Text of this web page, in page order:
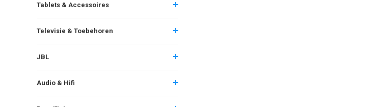
Tablets & Accessoires
Televisie & Toebehoren
JBL
Audio & Hifi